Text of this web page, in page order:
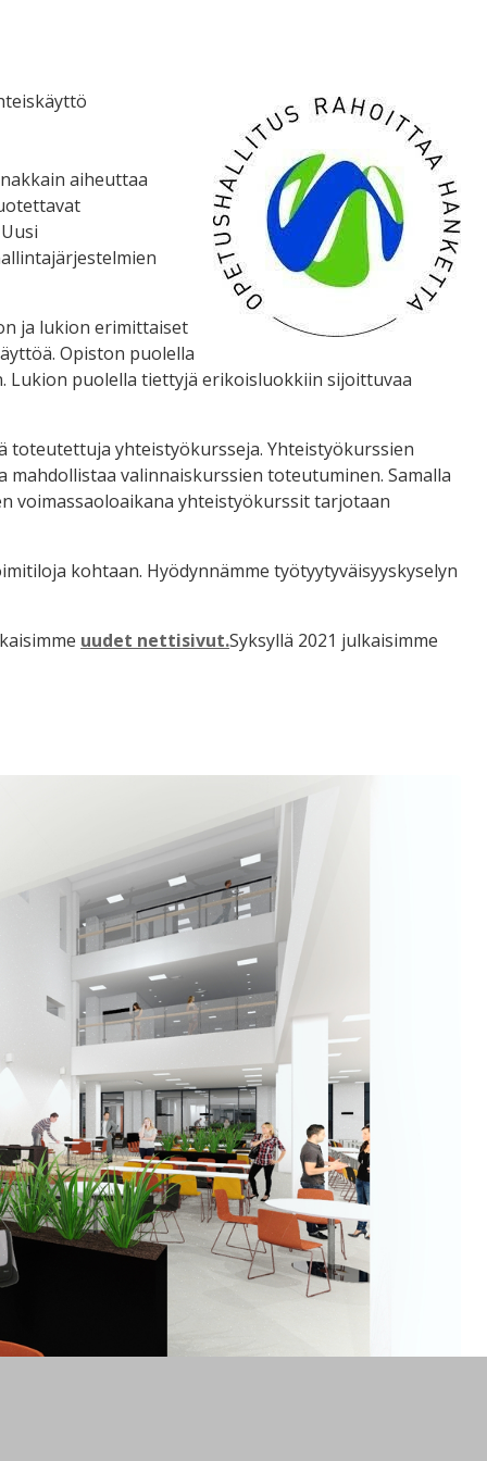
aiheuttaa
ja lukion erimittaiset
Opiston puolella
Lukion puolella tiettyjä erikoisluokkiin sijoittuvaa
toteutettuja yhteistyökursseja. Yhteistyökurssien
valinnaiskurssien toteutuminen. Samalla
voimassaoloaikana yhteistyökurssit tarjotaan
kohtaan. Hyödynnämme työtyytyväisyyskyselyn
uudet nettisivut.Syksyllä 2021 julkaisimme